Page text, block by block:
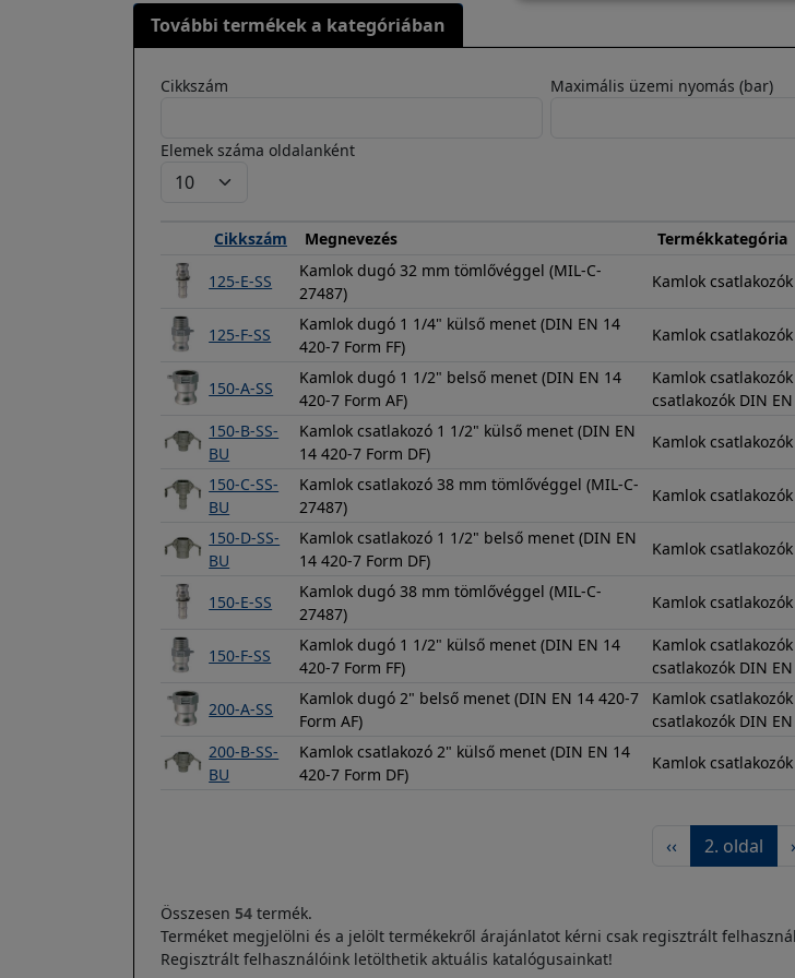
További termékek a kategóriában
Cikkszám Maximális üzemi nyomás (bar)
Elemek száma oldalanként
Cikkszám Megnevezés Termékkategória
125-E-SS
Kamlok dugó 32 mm tömlővéggel (MIL-C-
27487)
Kamlok
125-F-SS
Kamlok dugó 1 1/4" külső menet (DIN EN 14
420-7 Form FF)
Kamlok
150-A-SS
Kamlok dugó 1 1/2" belső menet (DIN EN 14
420-7 Form AF)
Kamlok
csatlakozók DIN
150-B-SS-
BU
Kamlok csatlakozó 1 1/2" külső menet (DIN EN
14 420-7 Form DF)
Kamlok
150-C-SS-
BU
Kamlok csatlakozó 38 mm tömlővéggel (MIL-C-
27487)
Kamlok
150-D-SS-
BU
Kamlok csatlakozó 1 1/2" belső menet (DIN EN
14 420-7 Form DF)
Kamlok
150-E-SS
Kamlok dugó 38 mm tömlővéggel (MIL-C-
27487)
Kamlok
150-F-SS
Kamlok dugó 1 1/2" külső menet (DIN EN 14
420-7 Form FF)
Kamlok
csatlakozók DIN
200-A-SS
Kamlok dugó 2" belső menet (DIN EN 14 420-7
Form AF)
Kamlok
csatlakozók DIN
200-B-SS-
BU
Kamlok csatlakozó 2" külső menet (DIN EN 14
420-7 Form DF)
Kamlok
Előző oldal
‹‹ 2. oldal
Összesen 54 termék.
Terméket megjelölni és a jelölt termékekről árajánlatot kérni csak regisztrált
Regisztrált felhasználóink letölthetik aktuális katalógusainkat!
és
sütik
használata